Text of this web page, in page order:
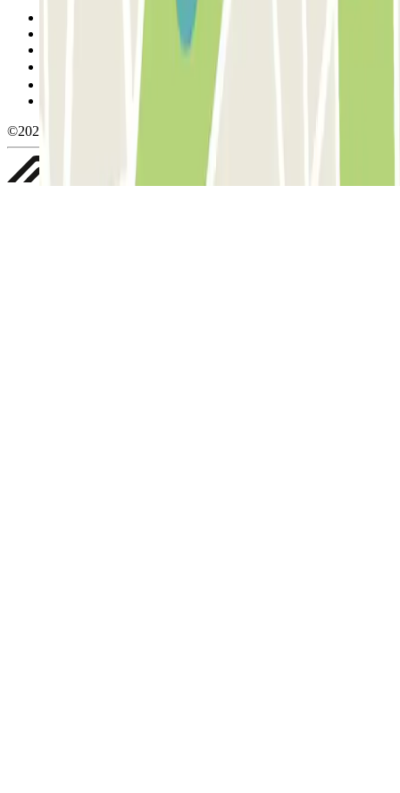
Condiciones de uso y contratación
Condiciones de cancelación
Política de cookies
Gestionar cookies
Política de privacidad
©2026 Parclick. All rights reserved